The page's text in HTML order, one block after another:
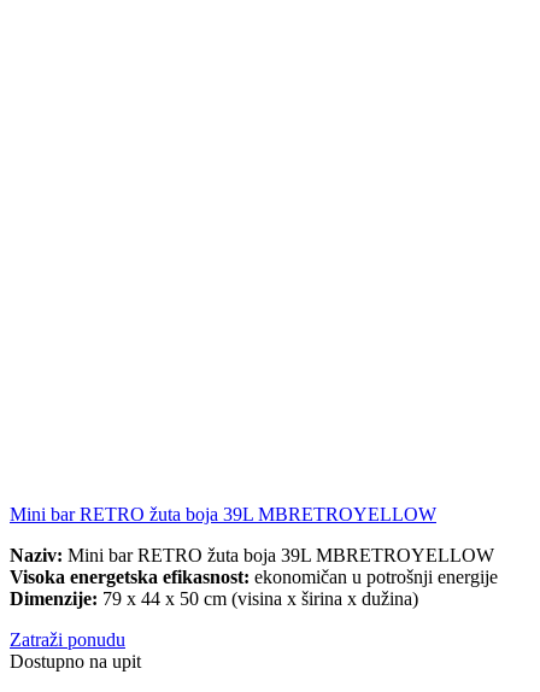
Mini bar RETRO žuta boja 39L MBRETROYELLOW
Naziv: Mini bar RETRO žuta boja 39L MBRETROYELLOW
Visoka energetska efikasnost: ekonomičan u potrošnji energije
Dimenzije: 79 x 44 x 50 cm (visina x širina x dužina)
Zatraži ponudu
Dostupno na upit